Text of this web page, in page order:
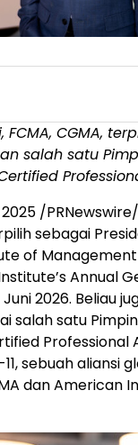
FCMA, CGMA,
salah satu
/
sebagai
of
Annual
2026. Beliau
salah satu
Professional
sebuah aliansi
dan American